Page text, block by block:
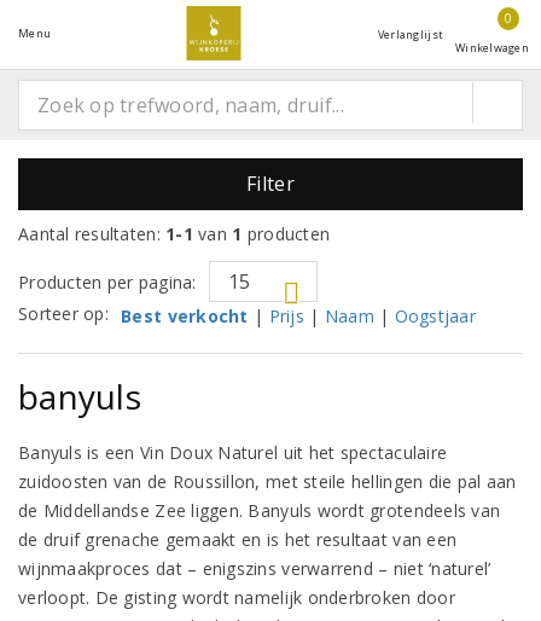
Menu Verlanglijst
0
Winkelwagen
Filter
Aantal resultaten: 1-1 van 1 producten
Producten per pagina:
Sorteer op:
Best verkocht | Prijs | Naam | Oogstjaar
banyuls
Banyuls is een Vin Doux Naturel uit het spectaculaire
zuidoosten van de Roussillon, met steile hellingen die pal aan
de Middellandse Zee liggen. Banyuls wordt grotendeels van
de druif grenache gemaakt en is het resultaat van een
wijnmaakproces dat – enigszins verwarrend – niet ‘naturel’
verloopt. De gisting wordt namelijk onderbroken door